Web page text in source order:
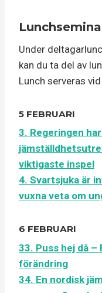
Under
kan du ta del av
Lunch serveras
5 FEBRUARI
3. Regeringen
viktigaste inspel
4. Svartsjuka är
vuxna veta om
6 FEBRUARI
33. Puss hej då –
förändring
34. En nordisk